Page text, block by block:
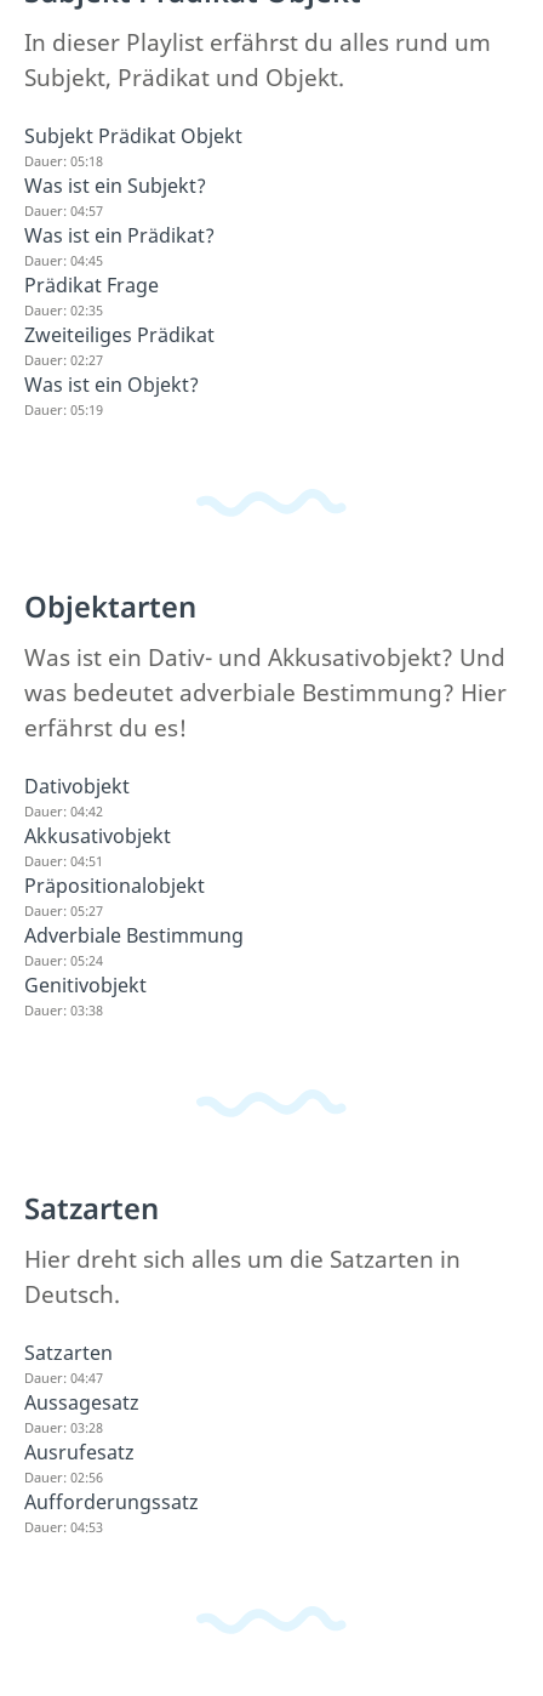
In dieser Playlist erfährst du alles rund um
Subjekt, Prädikat und Objekt.
Subjekt Prädikat Objekt
Dauer: 05:18
Was ist ein Subjekt?
Dauer: 04:57
Was ist ein Prädikat?
Dauer: 04:45
Prädikat Frage
Dauer: 02:35
Zweiteiliges Prädikat
Dauer: 02:27
Was ist ein Objekt?
Dauer: 05:19
Objektarten
Was ist ein Dativ- und Akkusativobjekt? Und
was bedeutet adverbiale Bestimmung? Hier
erfährst du es!
Dativobjekt
Dauer: 04:42
Akkusativobjekt
Dauer: 04:51
Präpositionalobjekt
Dauer: 05:27
Adverbiale Bestimmung
Dauer: 05:24
Genitivobjekt
Dauer: 03:38
Satzarten
Hier dreht sich alles um die Satzarten in
Deutsch.
Satzarten
Dauer: 04:47
Aussagesatz
Dauer: 03:28
Ausrufesatz
Dauer: 02:56
Aufforderungssatz
Dauer: 04:53